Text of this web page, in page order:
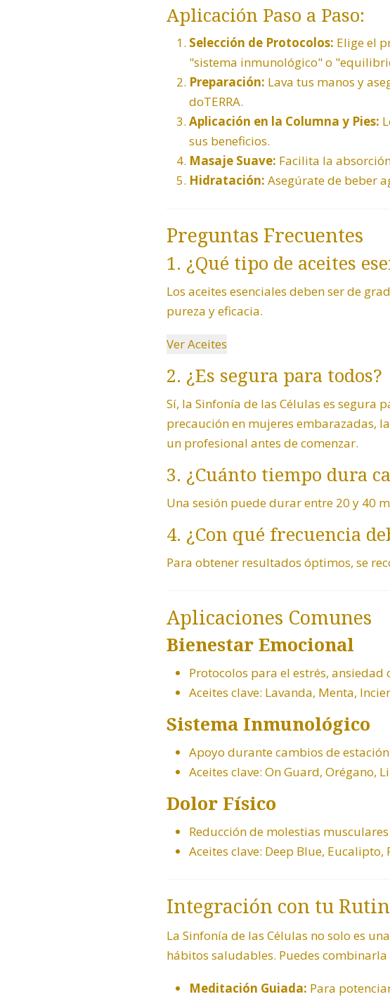
Aplicación Paso a Paso:
Selección de Protocolos: Elige el
"sistema inmunológico" o
Preparación: Lava tus manos y
doTERRA.
Aplicación en la Columna y Pies:
sus beneficios.
Masaje Suave: Facilita la
Hidratación: Asegúrate de beber
Preguntas Frecuentes
1. ¿Qué tipo de aceites
Los aceites esenciales deben ser de
pureza y eficacia.
Ver Aceites
2. ¿Es segura para todos?
Sí, la Sinfonía de las Células es segura
precaución en mujeres embarazadas,
un profesional antes de comenzar.
3. ¿Cuánto tiempo dura
Una sesión puede durar entre 20 y 40
4. ¿Con qué frecuencia
Para obtener resultados óptimos, se
Aplicaciones Comunes
Bienestar Emocional
Protocolos para el estrés, ansiedad
Aceites clave: Lavanda, Menta,
Sistema Inmunológico
Apoyo durante cambios de
Aceites clave: On Guard, Orégano,
Dolor Físico
Reducción de molestias
Aceites clave: Deep Blue, Eucalipto,
Integración con tu
La Sinfonía de las Células no solo es
hábitos saludables. Puedes combinarla
Meditación Guiada: Para